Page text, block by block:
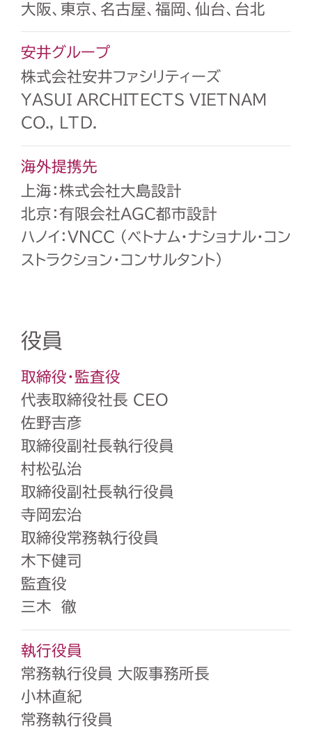
大阪、東京、名古屋、福岡、仙台、台北
安井グループ
株式会社安井ファシリティーズ
YASUI ARCHITECTS VIETNAM
CO., LTD.
海外提携先
上海：株式会社大島設計
北京：有限会社AGC都市設計
ハノイ：VNCC （ベトナム・ナショナル・コン
ストラクション・コンサルタント）
役員
取締役・監査役
代表取締役社長 CEO
佐野吉彦
取締役副社長執行役員
村松弘治
取締役副社長執行役員
寺岡宏治
取締役常務執行役員
木下健司
監査役
三木 徹
執行役員
常務執行役員 大阪事務所長
小林直紀
常務執行役員